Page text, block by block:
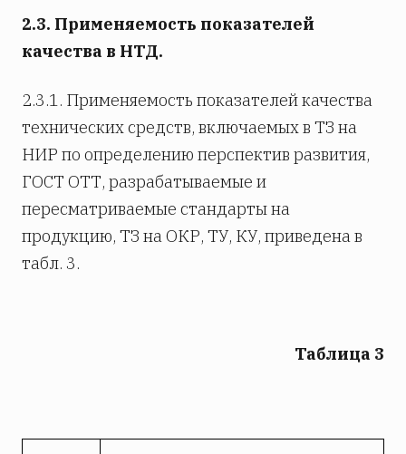
2.3. Применяемость показателей
качества в НТД.
2.3.1. Применяемость показателей качества
технических средств, включаемых в ТЗ на
НИР по определению перспектив развития,
ГОСТ ОТТ, разрабатываемые и
пересматриваемые стандартына
продукцию, ТЗ на ОКР, ТУ, КУ, приведена в
табл. 3.
Таблица 3